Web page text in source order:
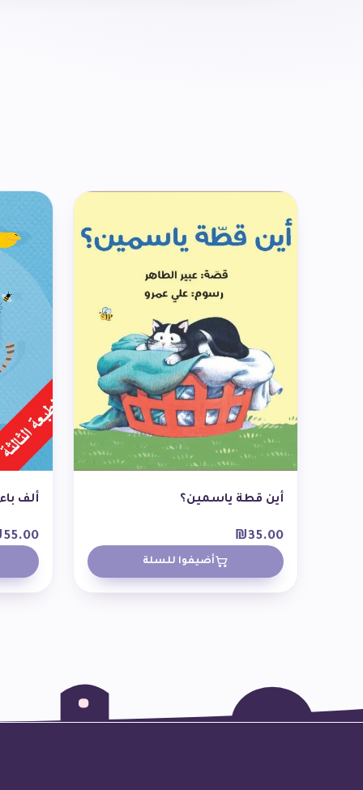
أين قطة ياسمين؟
₪35.00
أضيفوا للسلة
ألف
55.00